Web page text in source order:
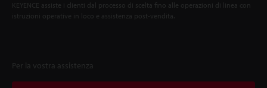
KEYENCE assiste i clienti dal processo di scelta fino alle operazioni di linea con
istruzioni operative in loco e assistenza post-vendita.
Per la vostra assistenza